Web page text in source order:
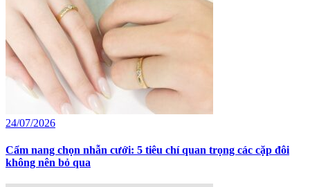
24/07/2026
Cẩm nang chọn nhẫn cưới: 5 tiêu chí quan trọng các cặp đôi
không nên bỏ qua